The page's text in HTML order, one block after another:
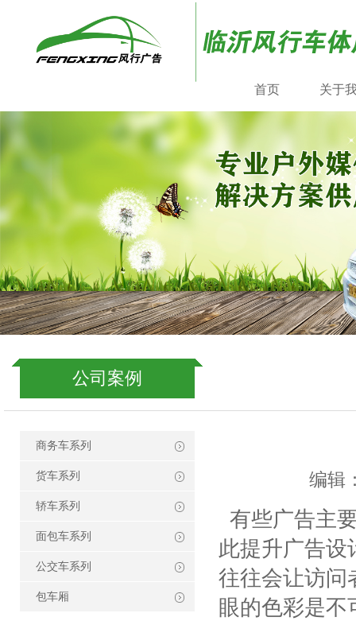
首页 关于
公司案例
商务车系列
货车系列
轿车系列
面包车系列
公交车系列
包车厢
编辑
有些广告主
此提升广告设
往往会让访问
眼的色彩是不